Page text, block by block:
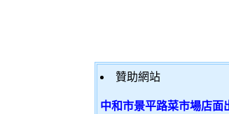
贊助網站
中和市景平路菜市場店面